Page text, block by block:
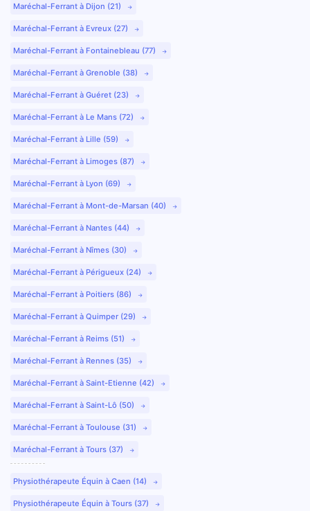
Maréchal-Ferrant à Dijon (21)
Maréchal-Ferrant à Evreux (27)
Maréchal-Ferrant à Fontainebleau (77)
Maréchal-Ferrant à Grenoble (38)
Maréchal-Ferrant à Guéret (23)
Maréchal-Ferrant à Le Mans (72)
Maréchal-Ferrant à Lille (59)
Maréchal-Ferrant à Limoges (87)
Maréchal-Ferrant à Lyon (69)
Maréchal-Ferrant à Mont-de-Marsan (40)
Maréchal-Ferrant à Nantes (44)
Maréchal-Ferrant à Nîmes (30)
Maréchal-Ferrant à Périgueux (24)
Maréchal-Ferrant à Poitiers (86)
Maréchal-Ferrant à Quimper (29)
Maréchal-Ferrant à Reims (51)
Maréchal-Ferrant à Rennes (35)
Maréchal-Ferrant à Saint-Etienne (42)
Maréchal-Ferrant à Saint-Lô (50)
Maréchal-Ferrant à Toulouse (31)
Maréchal-Ferrant à Tours (37)
Physiothérapeute Équin à Caen (14)
Physiothérapeute Équin à Tours (37)